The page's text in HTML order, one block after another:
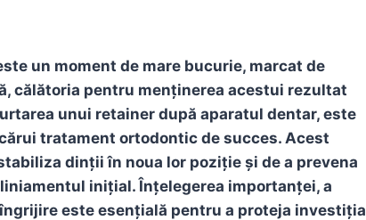
un moment de mare bucurie, marcat de
călătoria pentru menținerea acestui rezultat
unui retainer după aparatul dentar, este
tratament ortodontic de succes. Acest
dinții în noua lor poziție și de a prevena
inițial. Înțelegerea importanței, a
este esențială pentru a proteja investiția